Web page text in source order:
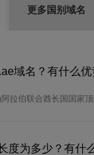
更多国别域名
域名？有什么优
拉伯联合酋长国国家
度为多少？有什